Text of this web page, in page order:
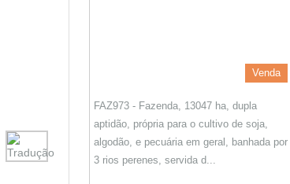
Venda
FAZ973 - Fazenda, 13047 ha, dupla
aptidão, própria para o cultivo de soja,
algodão, e pecuária em geral, banhada por
3 rios perenes, servida d...